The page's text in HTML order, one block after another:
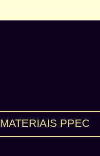
MATERIAIS PPEC